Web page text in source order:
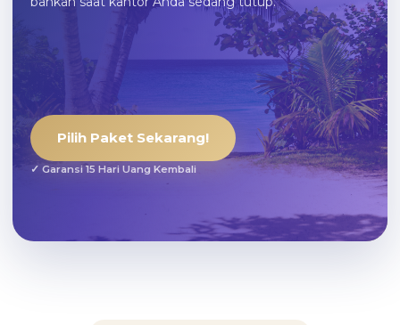
Pilih Paket Sekarang!
✓ Garansi 15 Hari Uang Kembali